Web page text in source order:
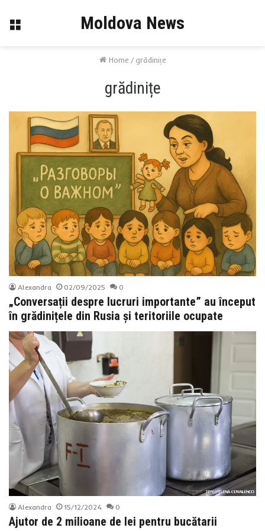
Menu Moldova News
Home / grădinițe
grădinițe
Alexandra 02/09/2025 0
„Conversații despre lucruri importante” au început
în grădinițele din Rusia și teritoriile ocupate
Alexandra 15/12/2024 0
Ajutor de 2 milioane de lei pentru bucătarii